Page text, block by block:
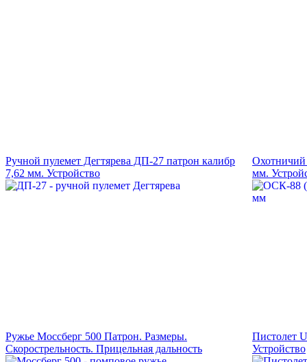
Ручной пулемет Дегтярева ДП-27 патрон калибр
7,62 мм. Устройство
мм.
Ружье Моссберг 500 Патрон. Размеры.
Скорострельность. Прицельная дальность
Пистолет
Устройство